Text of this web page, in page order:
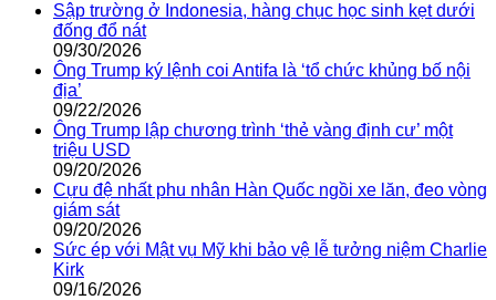
Sập trường ở Indonesia, hàng chục học sinh kẹt dưới
đống đổ nát
09/30/2026
Ông Trump ký lệnh coi Antifa là ‘tổ chức khủng bố nội
địa’
09/22/2026
Ông Trump lập chương trình ‘thẻ vàng định cư’ một
triệu USD
09/20/2026
Cựu đệ nhất phu nhân Hàn Quốc ngồi xe lăn, đeo vòng
giám sát
09/20/2026
Sức ép với Mật vụ Mỹ khi bảo vệ lễ tưởng niệm Charlie
Kirk
09/16/2026